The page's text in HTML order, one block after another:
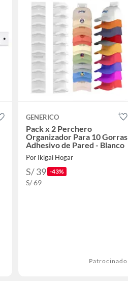
GENERICO
Pack x 2 Perchero
Organizador Para 10 Gorras
Adhesivo de Pared - Blanco
Por Ikigai Hogar
S/ 39 -43%
S/ 69
Patrocinado